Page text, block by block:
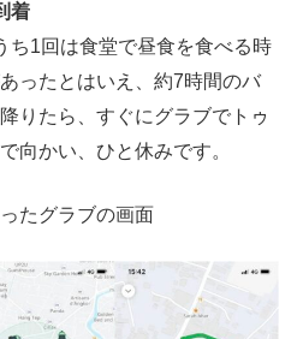
着
ち1回は食堂で昼食を食べる時
ったとはいえ、約7時間のバ
りたら、すぐにグラブでトゥ
向かい、ひと休みです。
たグラブの画面